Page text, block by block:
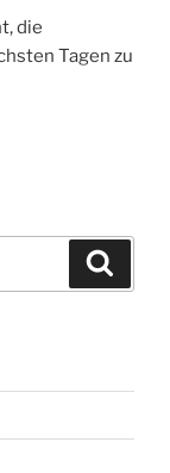
die
Tagen zu